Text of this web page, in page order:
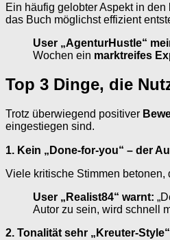
Ein häufig gelobter Aspekt in den
das Buch möglichst effizient
User „AgenturHustle“
Wochen ein marktreifes
Top 3 Dinge, die
Trotz überwiegend positiver
eingestiegen sind.
1. Kein „Done-for-you“ – der
Viele kritische Stimmen betonen,
User „Realist84“ warnt:
Autor zu sein, wird schnell
2. Tonalität sehr „Kreuter-